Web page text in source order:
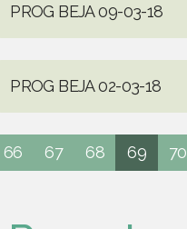
PROG BEJA 09-03-18
PROG BEJA 02-03-18
66 67 68 69 70